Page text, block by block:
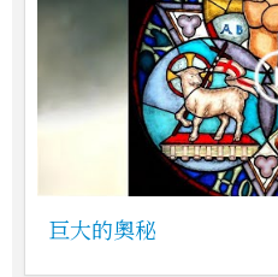
巨大的奧秘